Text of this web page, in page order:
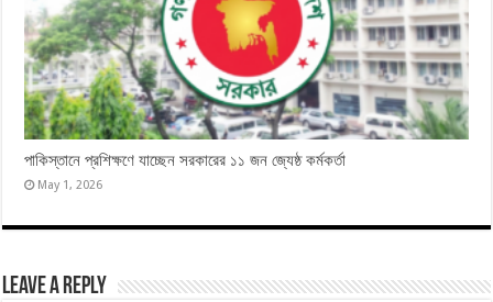
পাকিস্তানে প্রশিক্ষণে যাচ্ছেন সরকারের ১১ জন জ্যেষ্ঠ কর্মকর্তা
May 1, 2026
Leave a Reply